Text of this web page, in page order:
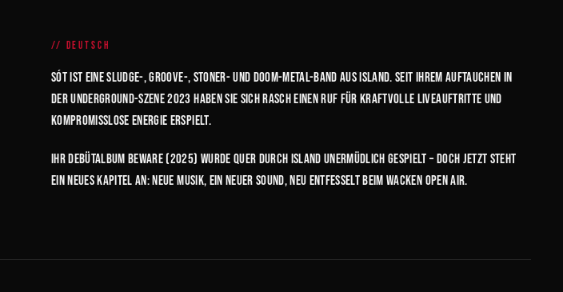
DEUTSCH
SÓT ist eine Sludge-, Groove-, Stoner- und Doom-Metal-Band aus Island. Seit ihrem Auftauchen in
der Underground-Szene 2023 haben sie sich rasch einen Ruf für kraftvolle Liveauftritte und
kompromisslose Energie erspielt.
Ihr Debütalbum Beware (2025) wurde quer durch Island unermüdlich gespielt – doch jetzt steht
ein neues Kapitel an: neue Musik, ein neuer Sound, neu entfesselt beim Wacken Open Air.